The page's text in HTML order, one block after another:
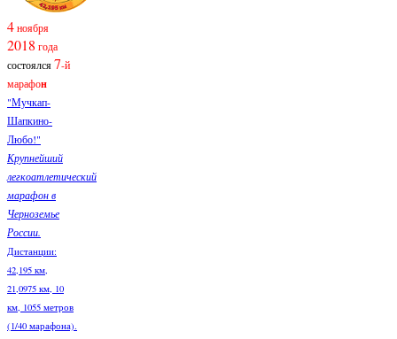
4ноября
2018 года
состоялся7-й
марафон
"Мучкап-
Шапкино-
Любо!"
Крупнейший
легкоатлетический
марафон в
Черноземье
России.
Дистанции:
42,195 км,
21,0975 км, 10
км, 1055 метров
(1/40 марафона).